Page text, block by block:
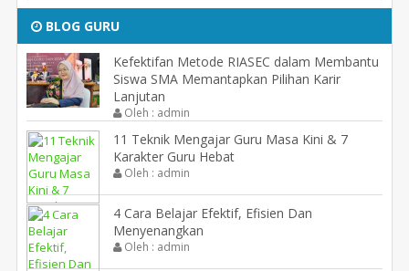
BLOG GURU
Kefektifan Metode RIASEC dalam Membantu
Siswa SMA Memantapkan Pilihan Karir
Lanjutan
Oleh : admin
11 Teknik Mengajar Guru Masa Kini & 7
Karakter Guru Hebat
Oleh : admin
4 Cara Belajar Efektif, Efisien Dan
Menyenangkan
Oleh : admin